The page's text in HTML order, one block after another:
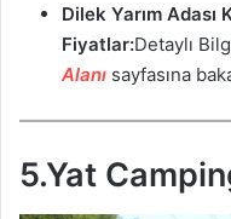
Dilek Yarım Adası
Fiyatlar:Detaylı
Alanı sayfasına
5.Yat